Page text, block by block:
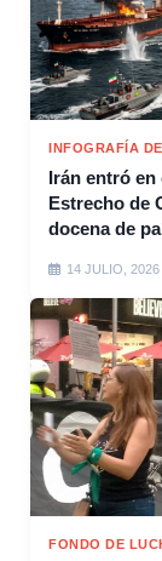
INFOGRAFÍA
Irán entró en
Estrecho de
docena de
14 JULIO, 2026
FONDO DE